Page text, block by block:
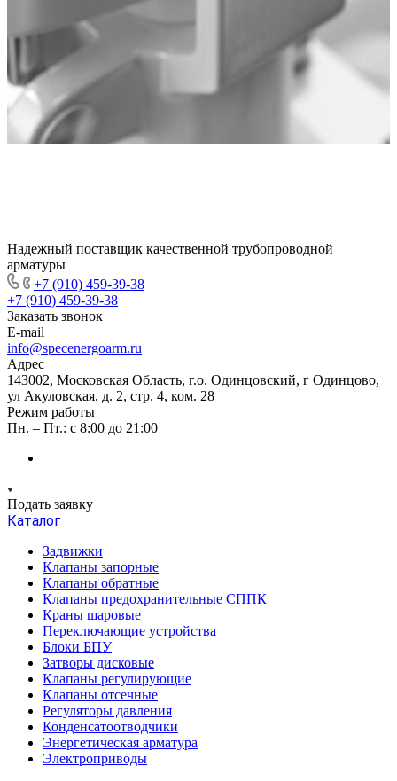
Надежный поставщик качественной трубопроводной
арматуры
+7 (910) 459-39-38
+7 (910) 459-39-38
Заказать звонок
E-mail
info@specenergoarm.ru
Адрес
143002, Московская Область, г.о. Одинцовский, г Одинцово,
ул Акуловская, д. 2, стр. 4, ком. 28
Режим работы
Пн. – Пт.: с 8:00 до 21:00
Подать заявку
Каталог
Задвижки
Клапаны запорные
Клапаны обратные
Клапаны предохранительные СППК
Краны шаровые
Переключающие устройства
Блоки БПУ
Затворы дисковые
Клапаны регулирующие
Клапаны отсечные
Регуляторы давления
Конденсатоотводчики
Энергетическая арматура
Электроприводы